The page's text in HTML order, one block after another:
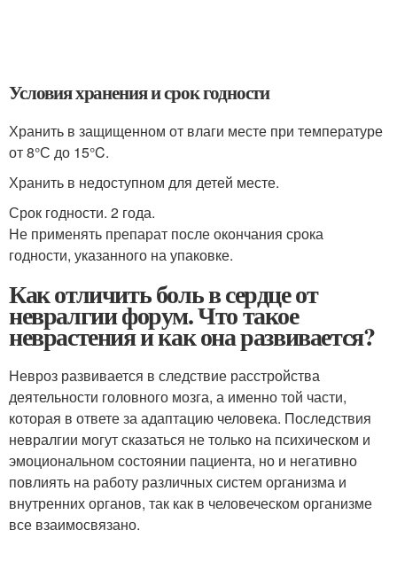
Условия хранения и срок годности
Хранить в защищенном от влаги месте при температуре
от 8°С до 15°C.
Хранить в недоступном для детей месте.
Срок годности. 2 года.
Не применять препарат после окончания срока
годности, указанного на упаковке.
Как отличить боль в сердце от
невралгии форум. Что такое
неврастения и как она развивается?
Невроз развивается в следствие расстройства
деятельности головного мозга, а именно той части,
которая в ответе за адаптацию человека. Последствия
невралгии могут сказаться не только на психическом и
эмоциональном состоянии пациента, но и негативно
повлиять на работу различных систем организма и
внутренних органов, так как в человеческом организме
все взаимосвязано.